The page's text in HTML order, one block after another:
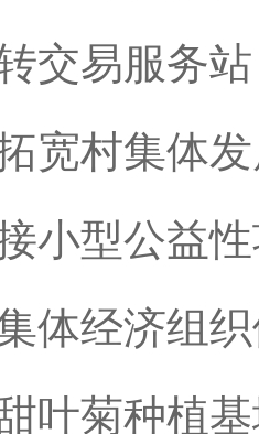
交易服务
宽村集体
小型公益
体经济组
叶菊种植